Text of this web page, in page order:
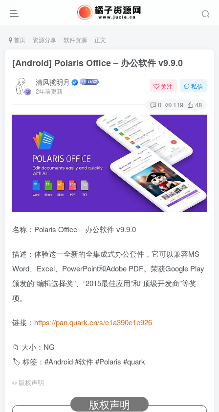
首页 资源分享 软件资源 正文
[Android] Polaris Office – 办公软件 v9.9.0
清风揽明月
2年前更新
关注 私信
0 119 48
名称：Polaris Office – 办公软件 v9.9.0
描述：体验这一全新的全集成式办公套件，它可以兼容MS
Word、Excel、PowerPoint和Adobe PDF。荣获Google Play
颁发的“编辑选择奖”、“2015最佳应用”和“顶级开发商”等奖
项。
链接： https://pan.quark.cn/s/e1a390e1e926
📁 大小：NG
🏷 标签：#Android #软件 #Polaris #quark
© 版权声明
版权声明